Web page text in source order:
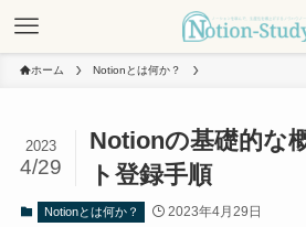
ホーム Notionとは何か？
Notionの基礎的な
ト登録手順
2023
4/29
Notionとは何か？ 2023年4月29日